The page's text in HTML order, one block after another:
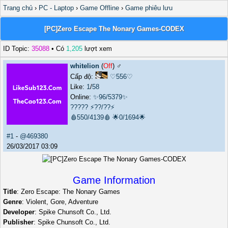
Trang chủ › PC - Laptop › Game Offline › Game phiêu lưu
[PC]Zero Escape The Nonary Games-CODEX
ID Topic: 35088 • Có 1,205 lượt xem
whitelion (Off) ♂️
Cấp độ:
♡556♡
Like: 1/58
Online: ✨96/5379✨
????? ⚡??/??⚡
🩸550/4139🩸 🌟0/1694🌟
#1 - @469380
26/03/2017 03:09
Game Information
Title: Zero Escape: The Nonary Games
Genre: Violent, Gore, Adventure
Developer: Spike Chunsoft Co., Ltd.
Publisher: Spike Chunsoft Co., Ltd.